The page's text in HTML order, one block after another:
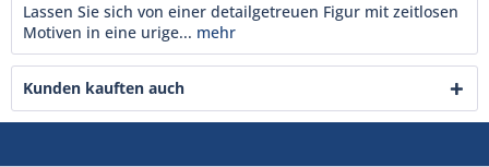
Lassen Sie sich von einer detailgetreuen Figur mit zeitlosen
Motiven in eine urige... mehr
Kunden kauften auch